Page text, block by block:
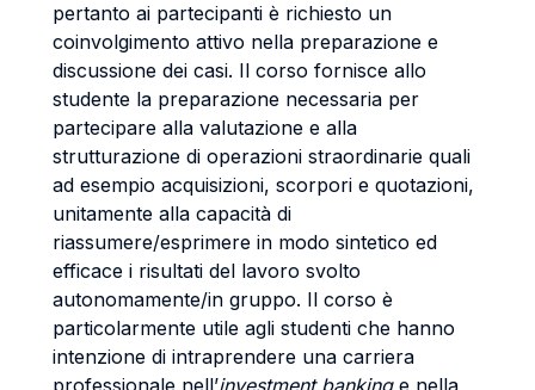
pertanto ai partecipanti è richiesto un
coinvolgimento attivo nella preparazione e
discussione dei casi. Il corso fornisce allo
studente la preparazione necessaria per
partecipare alla valutazione e alla
strutturazione di operazioni straordinarie quali
ad esempio acquisizioni, scorpori e quotazioni,
unitamente alla capacità di
riassumere/esprimere in modo sintetico ed
efficace i risultati del lavoro svolto
autonomamente/in gruppo. Il corso è
particolarmente utile agli studenti che hanno
intenzione di intraprendere una carriera
professionale nell’investment bankinge nella